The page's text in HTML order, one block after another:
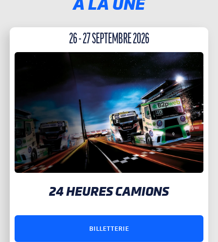
26 - 27 SEPTEMBRE 2026
24 HEURES CAMIONS
BILLETTERIE